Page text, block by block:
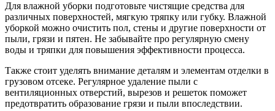
Для влажной уборки подготовьте чистящие средства для
различных поверхностей, мягкую тряпку или губку. Влажной
уборкой можно очистить пол, стены и другие поверхности от
пыли, грязи и пятен. Не забывайте про регулярную смену
воды и тряпки для повышения эффективности процесса.
Также стоит уделять внимание деталям и элементам отделки в
грузовом отсеке. Регулярное удаление пыли с
вентиляционных отверстий, вырезов и решеток поможет
предотвратить образование грязи и пыли впоследствии.